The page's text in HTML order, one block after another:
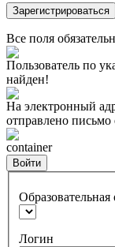
Зарегистрироваться
Все поля
Пользователь по
найден!
На электронный
отправлено
container
Войти
Образовательная
Логин